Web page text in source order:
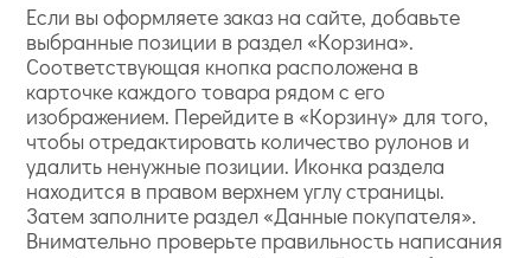
Если вы оформляете заказ на сайте, добавьте
выбранные позиции в раздел «Корзина».
Соответствующая кнопка расположена в
карточке каждого товара рядом с его
изображением. Перейдите в «Корзину» для того,
чтобы отредактировать количество рулонов и
удалить ненужные позиции. Иконка раздела
находится в правом верхнем углу страницы.
Затем заполните раздел «Данные покупателя».
Внимательно проверьте правильность написания